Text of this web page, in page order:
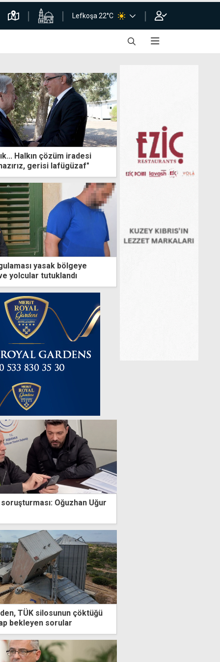
Lefkoşa 22°C
Halkın çözüm iradesi
gerisi lafügüzaf"
yasak bölgeye
yolcular tutuklandı
Oğuzhan Uğur
TÜK silosunun çöktüğü
bekleyen sorular